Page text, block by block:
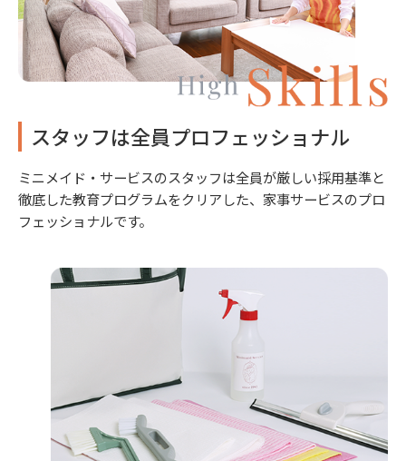
スタッフは全員プロフェッショナル
ミニメイド・サービスのスタッフは全員が厳しい採用基準と
徹底した教育プログラムをクリアした、家事サービスのプロ
フェッショナルです。